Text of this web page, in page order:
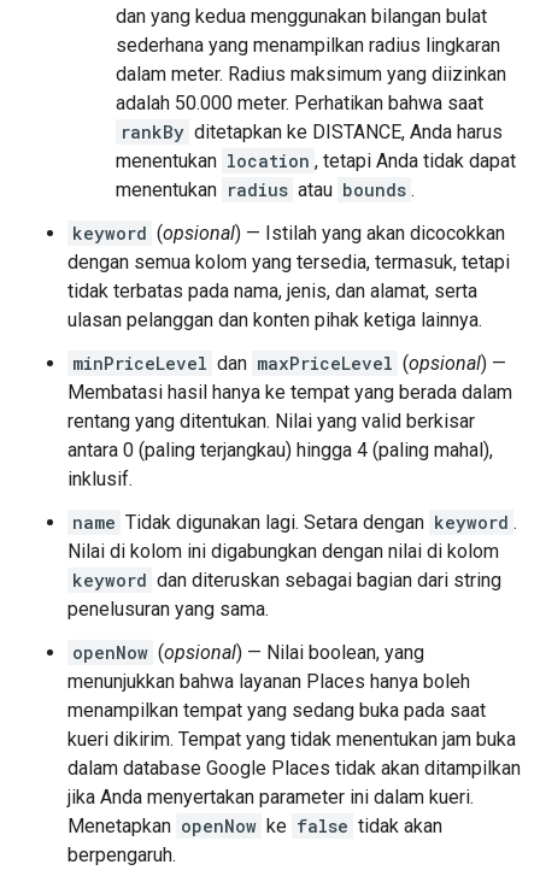
dan yang kedua menggunakan bilangan bulat
sederhana yang menampilkan radius lingkaran
dalam meter. Radius maksimum yang diizinkan
adalah 50.000 meter. Perhatikan bahwa saat
rankBy ditetapkan ke DISTANCE, Anda harus
menentukan location , tetapi Anda tidak dapat
menentukan radius atau bounds .
keyword (opsional) — Istilah yang akan dicocokkan
dengan semua kolom yang tersedia, termasuk, tetapi
tidak terbatas pada nama, jenis, dan alamat, serta
ulasan pelanggan dan konten pihak ketiga lainnya.
minPriceLevel dan maxPriceLevel (opsional) —
Membatasi hasil hanya ke tempat yang berada dalam
rentang yang ditentukan. Nilai yang valid berkisar
antara 0 (paling terjangkau) hingga 4 (paling mahal),
inklusif.
name Tidak digunakan lagi. Setara dengan keyword .
Nilai di kolom ini digabungkan dengan nilai di kolom
keyword dan diteruskan sebagai bagian dari string
penelusuran yang sama.
openNow (opsional) — Nilai boolean, yang
menunjukkan bahwa layanan Places hanya boleh
menampilkan tempat yang sedang buka pada saat
kueri dikirim. Tempat yang tidak menentukan jam buka
dalam database Google Places tidak akan ditampilkan
jika Anda menyertakan parameter ini dalam kueri.
Menetapkan openNow ke false tidak akan
berpengaruh.